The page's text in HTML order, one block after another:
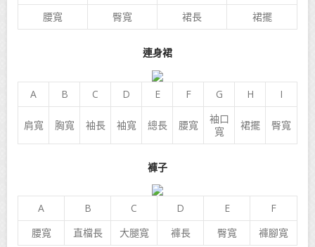
腰寬
臀寬 裙長 裙擺
連身裙
A B C D E F G H I
肩寬 胸寬 袖長 袖寬 總長 腰寬
袖口
寬
裙擺 臀寬
褲子
A B C D E
F
腰寬
直檔長 大腿寬 褲長 臀寬 褲腳寬